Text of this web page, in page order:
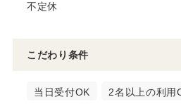
不定休
こだわり条件
当日受付OK 2名以上の利用